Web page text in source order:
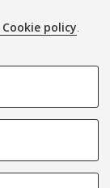
policy.
della
comportamento